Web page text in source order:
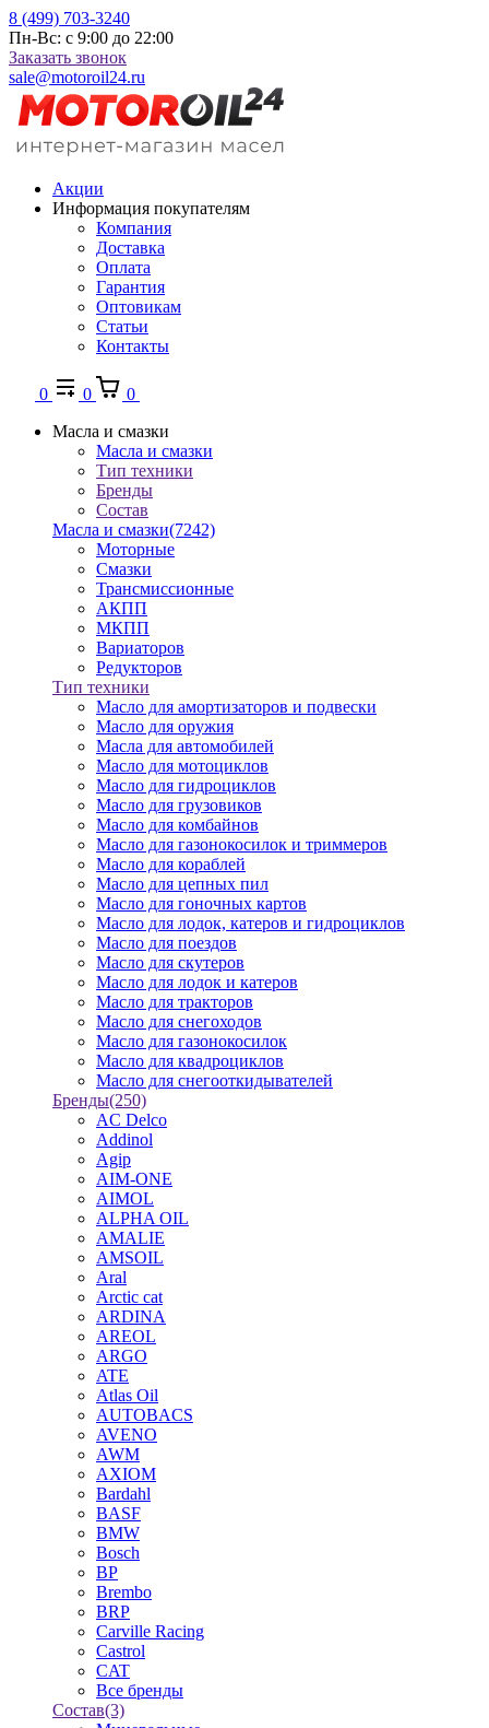
8 (499) 703-3240
Пн-Вс: с 9:00 до 22:00
Заказать звонок
sale@motoroil24.ru
Акции
Информация покупателям
Компания
Доставка
Оплата
Гарантия
Оптовикам
Статьи
Контакты
0 0
0
Масла и смазки
Масла и смазки
Тип техники
Бренды
Состав
Масла и смазки(7242)
Моторные
Смазки
Трансмиссионные
АКПП
МКПП
Вариаторов
Редукторов
Тип техники
Масло для амортизаторов и подвески
Масло для оружия
Масла для автомобилей
Масло для мотоциклов
Масло для гидроциклов
Масло для грузовиков
Масло для комбайнов
Масло для газонокосилок и триммеров
Масло для кораблей
Масло для цепных пил
Масло для гоночных картов
Масло для лодок, катеров и гидроциклов
Масло для поездов
Масло для скутеров
Масло для лодок и катеров
Масло для тракторов
Масло для снегоходов
Масло для газонокосилок
Масло для квадроциклов
Масло для снегооткидывателей
Бренды(250)
AC Delco
Addinol
Agip
AIM-ONE
AIMOL
ALPHA OIL
AMALIE
AMSOIL
Aral
Arctic cat
ARDINA
AREOL
ARGO
ATE
Atlas Oil
AUTOBACS
AVENO
AWM
AXIOM
Bardahl
BASF
BMW
Bosch
BP
Brembo
BRP
Carville Racing
Castrol
CAT
Все бренды
Состав(3)